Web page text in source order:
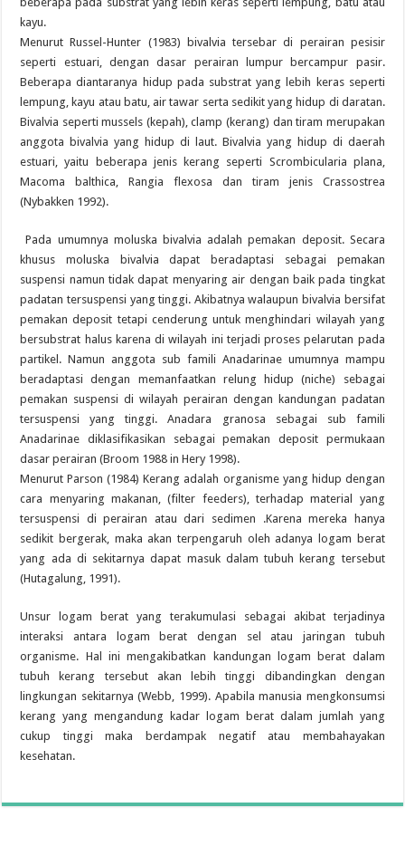
kayu.
Menurut Russel-Hunter (1983) bivalvia tersebar di perairan pesisir
seperti estuari, dengan dasar perairan lumpur bercampur pasir.
Beberapa diantaranya hidup pada substrat yang lebih keras seperti
lempung, kayu atau batu, air tawar serta sedikit yang hidup di daratan.
Bivalvia seperti mussels (kepah), clamp (kerang) dan tiram merupakan
anggota bivalvia yang hidup di laut. Bivalvia yang hidup di daerah
estuari, yaitu beberapa jenis kerang seperti Scrombicularia plana,
Macoma balthica, Rangia flexosa dan tiram jenis Crassostrea
(Nybakken 1992).
Pada umumnya moluska bivalvia adalah pemakan deposit. Secara
khusus moluska bivalvia dapat beradaptasi sebagai pemakan
suspensi namun tidak dapat menyaring air dengan baik pada tingkat
padatan tersuspensi yang tinggi. Akibatnya walaupun bivalvia bersifat
pemakan deposit tetapi cenderung untuk menghindari wilayah yang
bersubstrat halus karena di wilayah ini terjadi proses pelarutan pada
partikel. Namun anggota sub famili Anadarinae umumnya mampu
beradaptasi dengan memanfaatkan relung hidup (niche) sebagai
pemakan suspensi di wilayah perairan dengan kandungan padatan
tersuspensi yang tinggi. Anadara granosa sebagai sub famili
Anadarinae diklasifikasikan sebagai pemakan deposit permukaan
dasar perairan (Broom 1988 in Hery 1998).
Menurut Parson (1984) Kerang adalah organisme yang hidup dengan
cara menyaring makanan, (filter feeders), terhadap material yang
tersuspensi di perairan atau dari sedimen .Karena mereka hanya
sedikit bergerak, maka akan terpengaruh oleh adanya logam berat
yang ada di sekitarnya dapat masuk dalam tubuh kerang tersebut
(Hutagalung, 1991).
Unsur logam berat yang terakumulasi sebagai akibat terjadinya
interaksi antara logam berat dengan sel atau jaringan tubuh
organisme. Hal ini mengakibatkan kandungan logam berat dalam
tubuh kerang tersebut akan lebih tinggi dibandingkan dengan
lingkungan sekitarnya (Webb, 1999). Apabila manusia mengkonsumsi
kerang yang mengandung kadar logam berat dalam jumlah yang
cukup tinggi maka berdampak negatif atau membahayakan
kesehatan.